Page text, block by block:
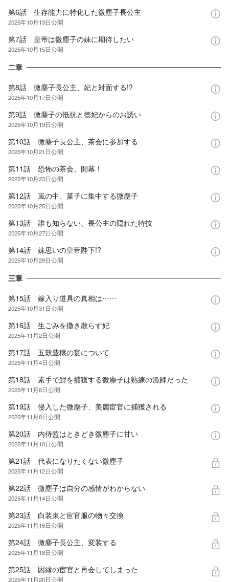
第6話 生存能力に特化した微塵子長公主
2025年10月13日公開
第7話 皇帝は微塵子の妹に期待したい
2025年10月15日公開
二章
第8話 微塵子長公主、妃と対面する!?
2025年10月17日公開
第9話 微塵子の抵抗と徳妃からのお誘い
2025年10月19日公開
第10話 微塵子長公主、茶会に参加する
2025年10月21日公開
第11話 恐怖の茶会、開幕！
2025年10月23日公開
第12話 嵐の中、菓子に集中する微塵子
2025年10月25日公開
第13話 誰も知らない、長公主の隠れた特技
2025年10月27日公開
第14話 妹思いの皇帝陛下!?
2025年10月29日公開
三章
第15話 嫁入り道具の真相は……
2025年10月31日公開
第16話 生ごみを撒き散らす妃
2025年11月2日公開
第17話 五穀豊穣の宴について
2025年11月4日公開
第18話 素手で鯉を捕獲する微塵子は熟練の漁師だった
2025年11月6日公開
第19話 侵入した微塵子、美麗宦官に捕獲される
2025年11月8日公開
第20話 内侍監はときどき微塵子に甘い
2025年11月10日公開
第21話 代表になりたくない微塵子
2025年11月12日公開
第22話 微塵子は自分の感情がわからない
2025年11月14日公開
第23話 白装束と宦官服の物々交換
2025年11月16日公開
第24話 微塵子長公主、変装する
2025年11月18日公開
第25話 因縁の宦官と再会してしまった
2025年11月20日公開